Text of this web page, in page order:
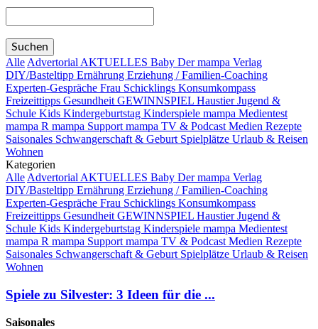
AlleAdvertorialAKTUELLES Baby Der mampa Verlag
DIY/Basteltipp Ernährung Erziehung / Familien-Coaching
Experten-Gespräche Frau Schicklings Konsumkompass
Freizeittipps GesundheitGEWINNSPIEL HaustierJugend &
Schule Kids Kindergeburtstag Kinderspiele mampa Medientest
mampa R mampa Supportmampa TV & PodcastMedien Rezepte
Saisonales Schwangerschaft & Geburt Spielplätze Urlaub & Reisen
Wohnen
Kategorien
AlleAdvertorialAKTUELLES Baby Der mampa Verlag
DIY/Basteltipp Ernährung Erziehung / Familien-Coaching
Experten-Gespräche Frau Schicklings Konsumkompass
Freizeittipps GesundheitGEWINNSPIEL HaustierJugend &
Schule Kids Kindergeburtstag Kinderspiele mampa Medientest
mampa R mampa Supportmampa TV & PodcastMedien Rezepte
Saisonales Schwangerschaft & Geburt Spielplätze Urlaub & Reisen
Wohnen
Spiele zu Silvester: 3 Ideen für die ...
Saisonales